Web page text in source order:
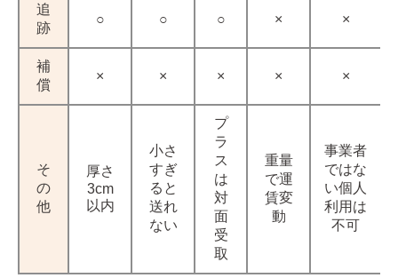
追
跡
○ ○ ○ × ×
補
償
× × × × ×
そ
の
他
厚さ
3cm
以内
小さ
すぎ
ると
送れ
ない
プ
ラ
ス
は
対
面
受
取
重量
で運
賃変
動
事業者
ではな
い個人
利用は
不可